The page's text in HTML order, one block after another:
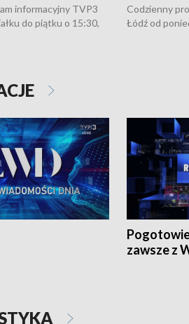
informacyjny TVP3
do piątku o 15:30,
Codzienny
Łódź od
zawsze z